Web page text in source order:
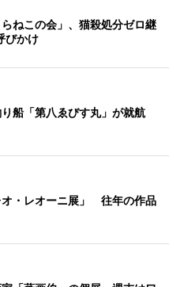
ねこの会」、猫殺処分ゼロ継
びかけ
船「第八ゑびす丸」が就航
オ・レオーニ展」 往年の作品